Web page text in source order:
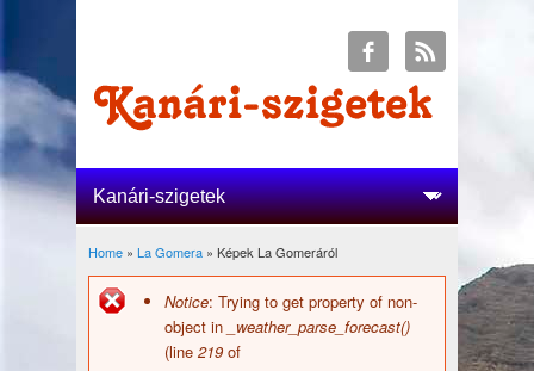
You are here
Home» La Gomera» Képek La Gomeráról
Error message
Notice: Trying to get property of non-
object in
_weather_parse_forecast()
(line 219of